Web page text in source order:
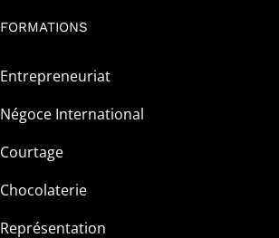
FORMATIONS
Entrepreneuriat
Négoce International
Courtage
Chocolaterie
Représentation